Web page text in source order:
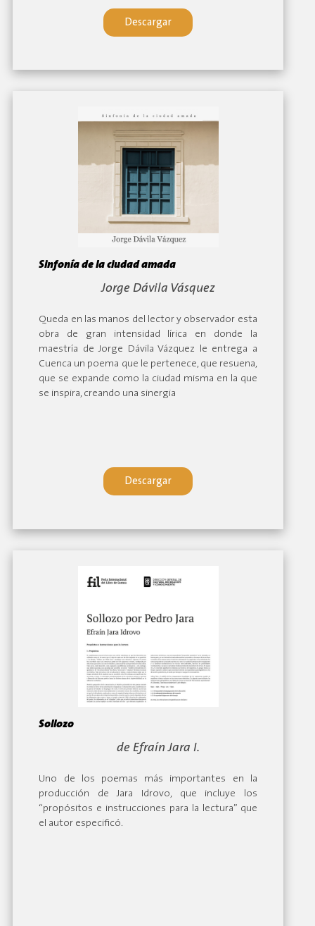
Descargar
Sinfonía de la ciudad amada
Jorge Dávila Vásquez
Queda en las manos del lector y observador esta
obra de gran intensidad lírica en donde la
maestría de Jorge Dávila Vázquez le entrega a
Cuenca un poema que le pertenece, que resuena,
que se expande como la ciudad misma en la que
se inspira, creando una sinergia
Descargar
Sollozo
de Efraín Jara I.
Uno de los poemas más importantes en la
producción de Jara Idrovo, que incluye los
“propósitos e instrucciones para la lectura” que
el autor especificó.